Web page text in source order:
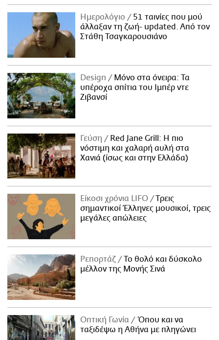
Ημερολόγιο
51 ταινίες που μού
άλλαξαν τη ζωή- updated. Aπό τον
Στάθη Τσαγκαρουσιάνο
Design
Μόνο στα όνειρα: Τα
υπέροχα σπίτια του Ιμπέρ ντε
Ζιβανσί
Γεύση
Red Jane Grill: Η πιο
νόστιμη και χαλαρή αυλή στα
Χανιά (ίσως και στην Ελλάδα)
Είκοσι χρόνια LIFO
Tρεις
σημαντικοί Έλληνες μουσικοί, τρεις
μεγάλες απώλειες
Ρεπορτάζ
Το θολό και δύσκολο
μέλλον της Μονής Σινά
Οπτική Γωνία
Όπου και να
ταξιδέψω η Αθήνα με πληγώνει